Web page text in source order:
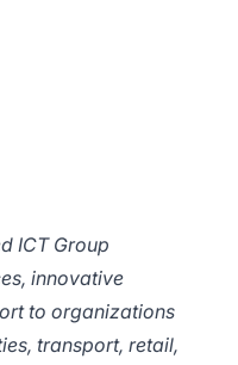
ICT Group
innovative
to organizations
transport, retail,